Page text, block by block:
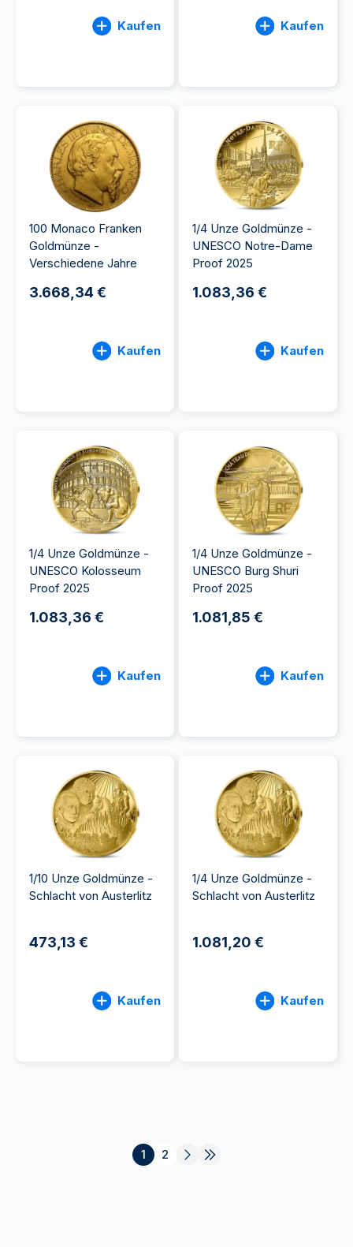
Kaufen Kaufen
100 Monaco Franken
Goldmünze -
Verschiedene Jahre
3.668,34 €
Kaufen
1/4 Unze Goldmünze -
UNESCO Notre-Dame
Proof 2025
1.083,36 €
Kaufen
1/4 Unze Goldmünze -
UNESCO Kolosseum
Proof 2025
1.083,36 €
Kaufen
1/4 Unze Goldmünze -
UNESCO Burg Shuri
Proof 2025
1.081,85 €
Kaufen
1/10 Unze Goldmünze -
Schlacht von Austerlitz
473,13 €
Kaufen
1/4 Unze Goldmünze -
Schlacht von Austerlitz
1.081,20 €
Kaufen
1 2